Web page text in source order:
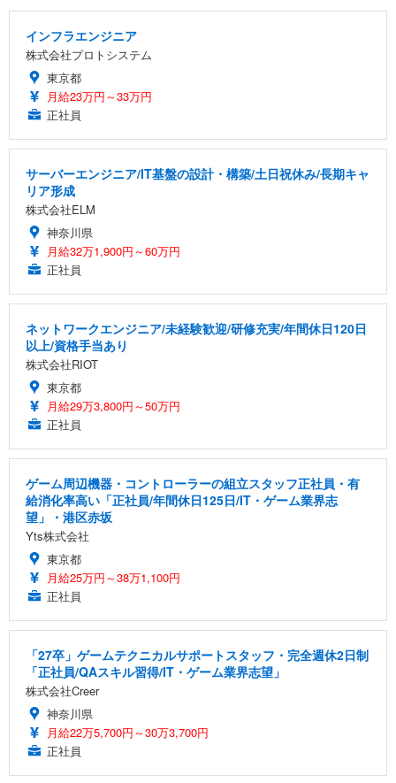
インフラエンジニア
株式会社プロトシステム
東京都
月給23万円～33万円
正社員
サーバーエンジニア/IT基盤の設計・構築/土日祝休み/長期キャ
リア形成
株式会社ELM
神奈川県
月給32万1,900円～60万円
正社員
ネットワークエンジニア/未経験歓迎/研修充実/年間休日120日
以上/資格手当あり
株式会社RIOT
東京都
月給29万3,800円～50万円
正社員
ゲーム周辺機器・コントローラーの組立スタッフ正社員・有
給消化率高い「正社員/年間休日125日/IT・ゲーム業界志
望」・港区赤坂
Yts株式会社
東京都
月給25万円～38万1,100円
正社員
「27卒」ゲームテクニカルサポートスタッフ・完全週休2日制
「正社員/QAスキル習得/IT・ゲーム業界志望」
株式会社Creer
神奈川県
月給22万5,700円～30万3,700円
正社員